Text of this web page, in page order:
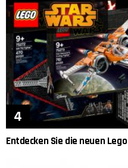
Entdecken Sie die neuen